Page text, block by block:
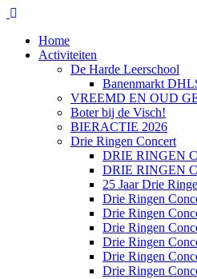
Home
Activiteiten
De Harde Leerschool
Banenmarkt
VREEMD EN OUD
Boter bij de Visch!
BIERACTIE 2026
Drie Ringen Concert
DRIE RINGEN
DRIE RINGEN
25 Jaar Drie
Drie Ringen
Drie Ringen
Drie Ringen
Drie Ringen
Drie Ringen
Drie Ringen